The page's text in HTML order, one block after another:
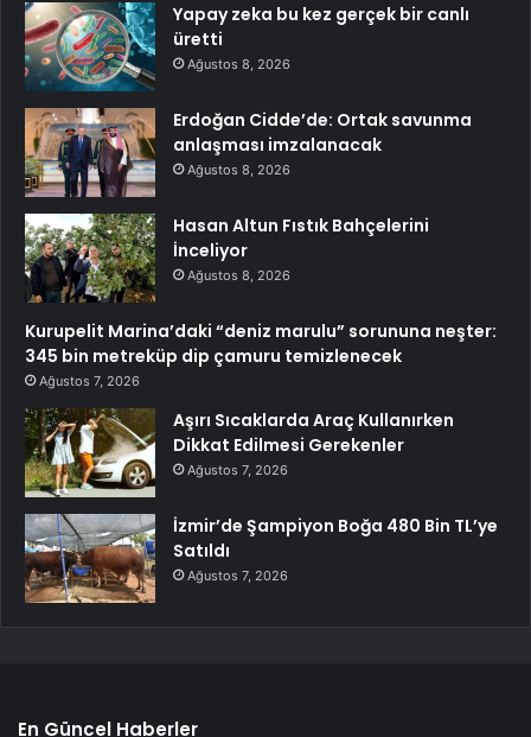
Yapay zeka bu kez gerçek bir canlı
üretti
Ağustos 8, 2026
Erdoğan Cidde’de: Ortak savunma
anlaşması imzalanacak
Ağustos 8, 2026
Hasan Altun Fıstık Bahçelerini
İnceliyor
Ağustos 8, 2026
Kurupelit Marina’daki “deniz marulu” sorununa neşter:
345 bin metreküp dip çamuru temizlenecek
Ağustos 7, 2026
Aşırı Sıcaklarda Araç Kullanırken
Dikkat Edilmesi Gerekenler
Ağustos 7, 2026
İzmir’de Şampiyon Boğa 480 Bin TL’ye
Satıldı
Ağustos 7, 2026
En Güncel Haberler